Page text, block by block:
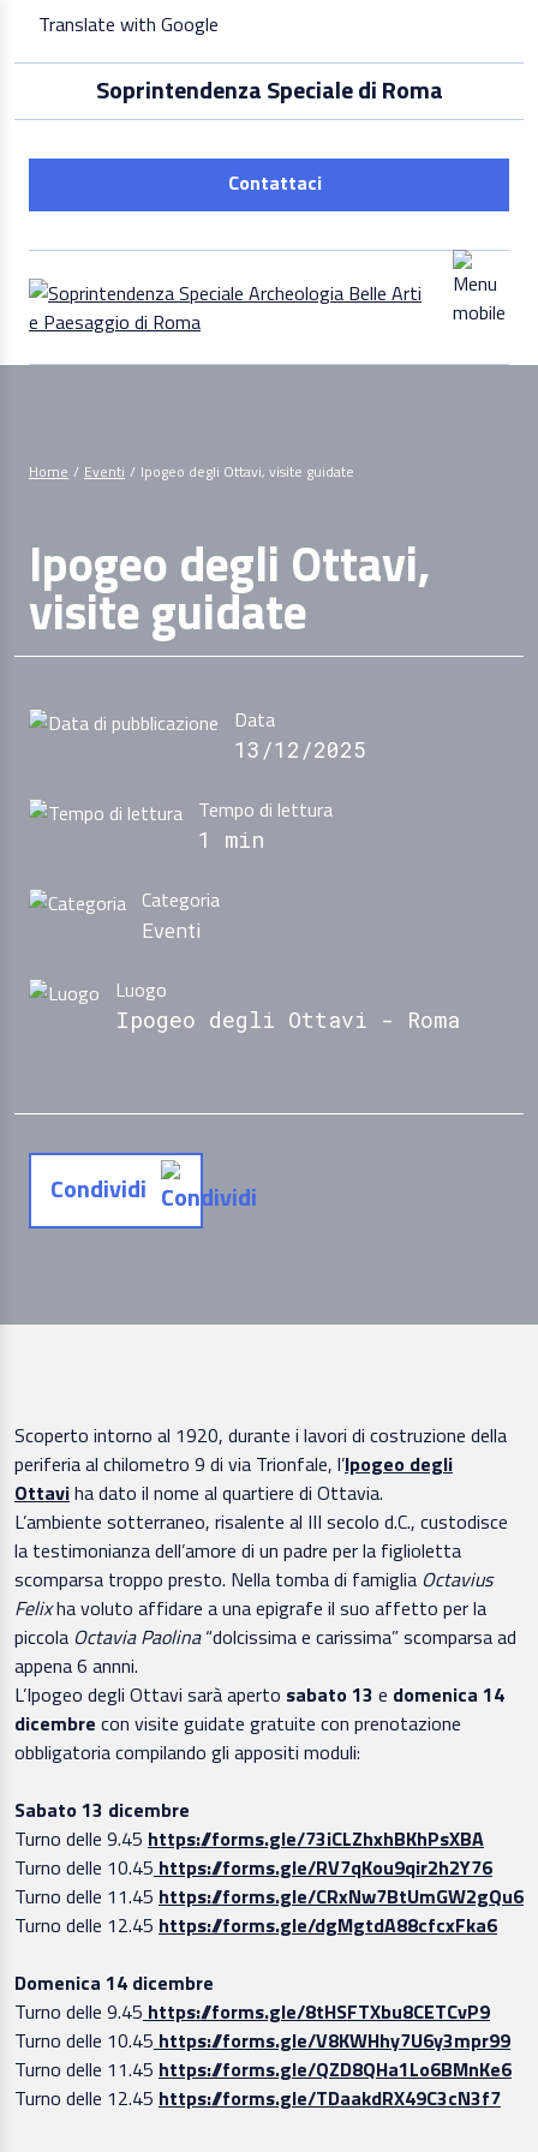
content
Translate with Google
Soprintendenza Speciale di Roma
Contattaci
Home / Eventi / Ipogeo degli Ottavi, visite guidate
Ipogeo degli Ottavi,
visite guidate
Data
13/12/2025
Tempo di lettura
1 min
Categoria
Eventi
Luogo
Ipogeo degli Ottavi - Roma
Condividi
Scoperto intorno al 1920, durante i lavori di costruzione della
periferia al chilometro 9 di via Trionfale, l’Ipogeo degli
Ottaviha dato il nome al quartiere di Ottavia.
L’ambiente sotterraneo, risalente al III secolo d.C., custodisce
la testimonianza dell’amore di un padre per la figlioletta
scomparsa troppo presto. Nella tomba di famiglia Octavius
Felixha voluto affidare a una epigrafe il suo affetto per la
piccola Octavia Paolina“dolcissima e carissima” scomparsa ad
appena 6 annni.
L’Ipogeo degli Ottavi sarà aperto sabato 13 e domenica 14
dicembre con visite guidate gratuite con prenotazione
obbligatoria compilando gli appositi moduli:
Sabato 13 dicembre
Turno delle 9.45 https://forms.gle/73iCLZhxhBKhPsXBA
Turno delle 10.45 https://forms.gle/RV7qKou9qir2h2Y76
Turno delle 11.45 https://forms.gle/CRxNw7BtUmGW2gQu6
Turno delle 12.45 https://forms.gle/dgMgtdA88cfcxFka6
Domenica 14 dicembre
Turno delle 9.45 https://forms.gle/8tHSFTXbu8CETCvP9
Turno delle 10.45 https://forms.gle/V8KWHhy7U6y3mpr99
Turno delle 11.45 https://forms.gle/QZD8QHa1Lo6BMnKe6
Turno delle 12.45 https://forms.gle/TDaakdRX49C3cN3f7